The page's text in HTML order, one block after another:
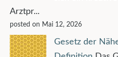
Arztpr...
posted on Mai 12, 2026
Gesetz der